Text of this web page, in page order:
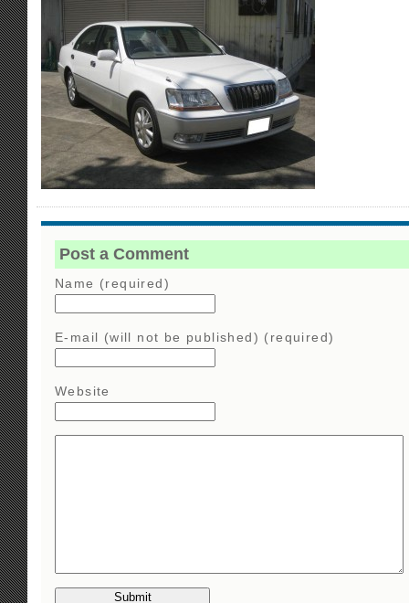
Post a Comment
Name (required)
E-mail (will not be published) (required)
Website